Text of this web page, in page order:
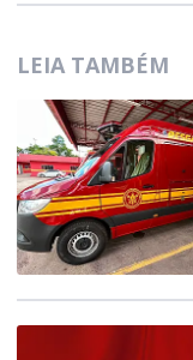
LEIA TAMBÉM